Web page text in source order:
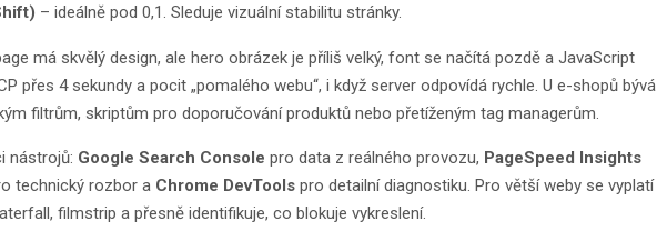
– ideálně pod 0,1. Sleduje vizuální stabilitu stránky.
má skvělý design, ale hero obrázek je příliš velký, font se načítá pozdě a JavaScript
přes 4 sekundy a pocit „pomalého webu“, i když server odpovídá rychle. U e-shopů bývá
filtrům, skriptům pro doporučování produktů nebo přetíženým tag managerům.
nástrojů: Google Search Console pro data z reálného provozu, PageSpeed Insights
technický rozbor a Chrome DevTools pro detailní diagnostiku. Pro větší weby se vyplatí
filmstrip a přesně identifikuje, co blokuje vykreslení.